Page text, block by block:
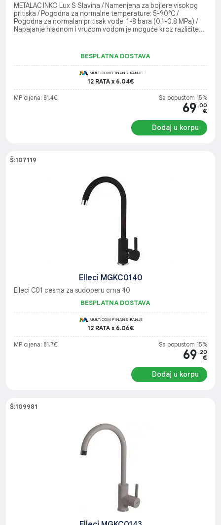
METALAC INKO Lux S Slavina / Namenjena za bojlere visokog
pritiska / Pogodna za normalne temperature: 5-90°C /
Pogodna za normalan pritisak vode: 1-8 bara (0.1-0.8 MPa) /
Napajanje hladnom i vrućom vodom je moguće kroz različite
BESPLATNA DOSTAVA
MULTICOM FINANSIRANJE
12 RATA x 6.04€
MP cijena: 81.4€ Sa popustom 15%
69 .00
€
Dodaj u korpu
Š:107119
Elleci MGKC0140
Elleci C01 cesma za sudoperu crna 40
BESPLATNA DOSTAVA
MULTICOM FINANSIRANJE
12 RATA x 6.06€
MP cijena: 81.7€ Sa popustom 15%
69 .20
€
Dodaj u korpu
Š:109981